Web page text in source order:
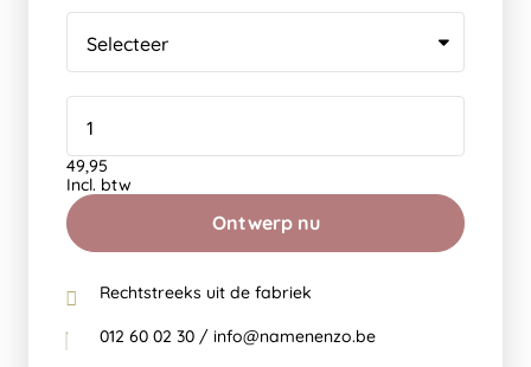
Ontwerp nu
49,95
Incl. btw
Rechtstreeks uit de fabriek
012 60 02 30 / info@namenenzo.be